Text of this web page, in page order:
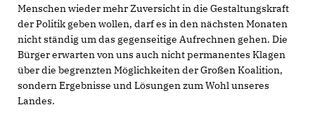
Menschen wieder mehr Zuversicht in die Gestaltungskraft
der Politik geben wollen, darf es in den nächsten Monaten
nicht ständig um das gegenseitige Aufrechnen gehen. Die
Bürger erwarten von uns auch nicht permanentes Klagen
über die begrenzten Möglichkeiten der Großen Koalition,
sondern Ergebnisse und Lösungen zum Wohl unseres
Landes.